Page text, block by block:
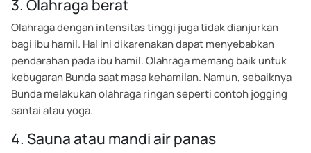
3. Olahraga berat
Olahraga dengan intensitas tinggi juga tidak dianjurkan
bagi ibu hamil. Hal ini dikarenakan dapat menyebabkan
pendarahan pada ibu hamil. Olahraga memang baik untuk
kebugaran Bunda saat masa kehamilan. Namun, sebaiknya
Bunda melakukan olahraga ringan seperti contoh jogging
santai atau yoga.
4. Sauna atau mandi air panas